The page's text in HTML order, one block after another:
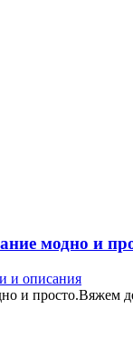
модно и
и описания
и просто.Вяжем